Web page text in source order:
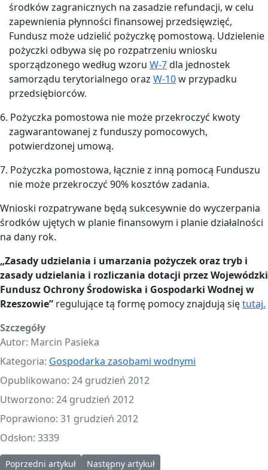
środków zagranicznych na zasadzie refundacji, w celu
zapewnienia płynności finansowej przedsięwzięć,
Fundusz może udzielić pożyczkę pomostową. Udzielenie
pożyczki odbywa się po rozpatrzeniu wniosku
sporządzonego według wzoru W-7dla jednostek
samorządu terytorialnego oraz W-10w przypadku
przedsiębiorców.
6. Pożyczka pomostowa nie może przekroczyć kwoty
zagwarantowanej z funduszy pomocowych,
potwierdzonej umową.
7. Pożyczka pomostowa, łącznie z inną pomocą Funduszu
nie może przekroczyć 90% kosztów zadania.
Wnioski rozpatrywane będą sukcesywnie do wyczerpania
środków ujętych w planie finansowym i planie działalności
na dany rok.
„Zasady udzielania i umarzania pożyczek oraz tryb i
zasady udzielania i rozliczania dotacji przez Wojewódzki
Fundusz Ochrony Środowiska i Gospodarki Wodnej w
Rzeszowie” regulujące tą formę pomocy znajdują siętutaj.
Szczegóły
Autor: Marcin Pasieka
Kategoria: Gospodarka zasobami wodnymi
Opublikowano: 24 grudzień 2012
Utworzono: 24 grudzień 2012
Poprawiono: 31 grudzień 2012
Odsłon: 3339
Poprzedni artykuł: Gospodarka zasobami wodnymi 2014
Poprzedni artykuł Następny artykuł: Gospodarka zasobami
Następny artykuł